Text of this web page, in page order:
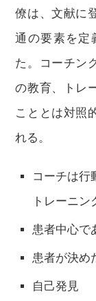
僚は、文献に
通の要素を定
た。コーチン
の教育、トレ
こととは対照
れる。
コーチは行
トレーニン
患者中心で
患者が決め
自己発見